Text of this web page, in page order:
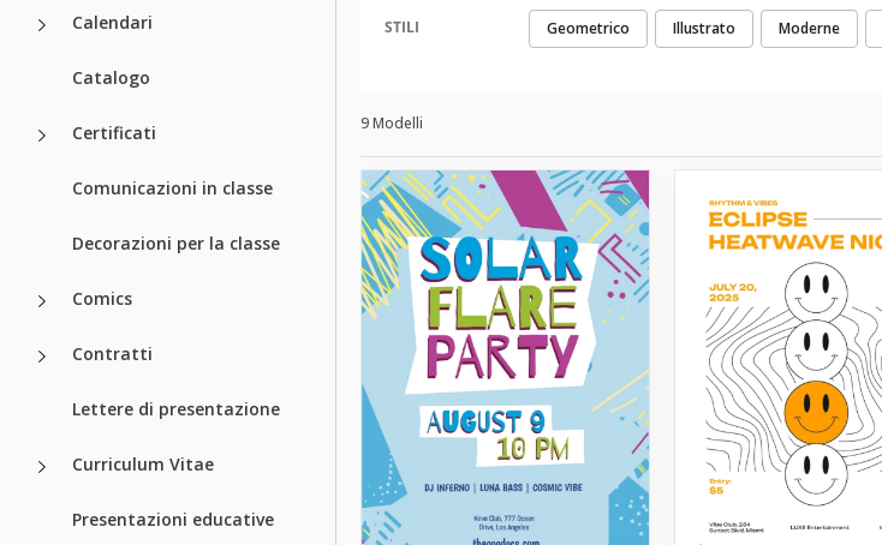
Calendari
Catalogo
Certificati
Comunicazioni in classe
Decorazioni per la classe
Comics
Contratti
Lettere di presentazione
Curriculum Vitae
Presentazioni educative
STILI Geometrico Illustrato Moderne
9 Modelli